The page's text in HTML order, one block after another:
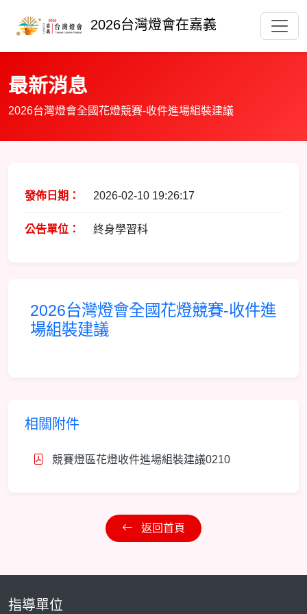
2026台灣燈會在嘉義
最新消息
2026台灣燈會全國花燈競賽-收件進場組裝建議
發佈日期： 2026-02-10 19:26:17
公告單位： 終身學習科
2026台灣燈會全國花燈競賽-收件進
場組裝建議
相關附件
競賽燈區花燈收件進場組裝建議0210
返回首頁
指導單位